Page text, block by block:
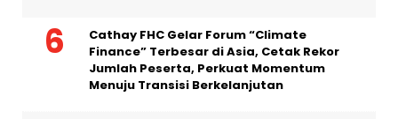
Cathay FHC Gelar Forum “Climate
Finance” Terbesar di Asia, Cetak Rekor
Jumlah Peserta, Perkuat Momentum
Menuju Transisi Berkelanjutan